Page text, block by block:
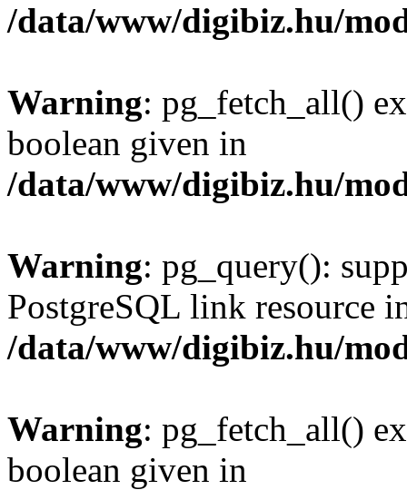
/data/www/digibiz.hu/
Warning: pg_fetch_all()
boolean given in
/data/www/digibiz.hu/
Warning: pg_query():
PostgreSQL link resource
/data/www/digibiz.hu/
Warning: pg_fetch_all()
boolean given in